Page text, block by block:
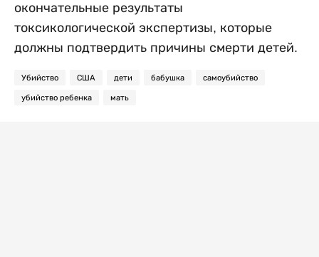
окончательные результаты
токсикологической экспертизы, которые
должны подтвердить причины смерти детей.
Убийство США дети бабушка самоубийство
убийство ребенка мать